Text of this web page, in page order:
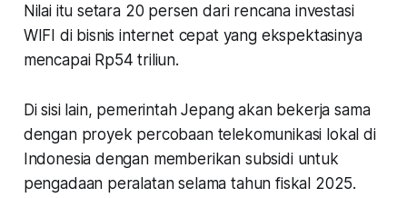
Nilai itu setara 20 persen dari rencana investasi
WIFI di bisnis internet cepat yang ekspektasinya
mencapai Rp54 triliun.
Di sisi lain, pemerintah Jepang akan bekerja sama
dengan proyek percobaan telekomunikasi lokal di
Indonesia dengan memberikan subsidi untuk
pengadaan peralatan selama tahun fiskal 2025.